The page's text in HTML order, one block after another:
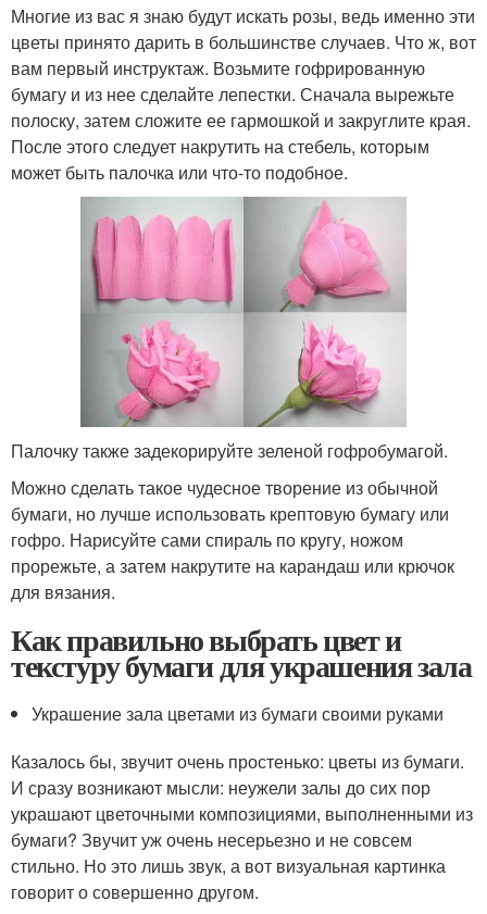
Многие из вас я знаю будут искать розы, ведь именно эти
цветы принято дарить в большинстве случаев. Что ж, вот
вам первый инструктаж. Возьмите гофрированную
бумагу и из нее сделайте лепестки. Сначала вырежьте
полоску, затем сложите ее гармошкой и закруглите края.
После этого следует накрутить на стебель, которым
может быть палочка или что-то подобное.
Палочку также задекорируйте зеленой гофробумагой.
Можно сделать такое чудесное творение из обычной
бумаги, но лучше использовать крептовую бумагу или
гофро. Нарисуйте сами спираль по кругу, ножом
прорежьте, а затем накрутите на карандаш или крючок
для вязания.
Как правильно выбрать цвет и
текстуру бумаги для украшения зала
Украшение зала цветами из бумаги своими руками
Казалось бы, звучит очень простенько: цветы из бумаги.
И сразу возникают мысли: неужели залы до сих пор
украшают цветочными композициями, выполненными из
бумаги? Звучит уж очень несерьезно и не совсем
стильно. Но это лишь звук, а вот визуальная картинка
говорит о совершенно другом.